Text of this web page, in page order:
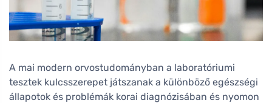
A mai modern orvostudományban a laboratóriumi
tesztek kulcsszerepet játszanak a különböző egészségi
állapotok és problémák korai diagnózisában és nyomon